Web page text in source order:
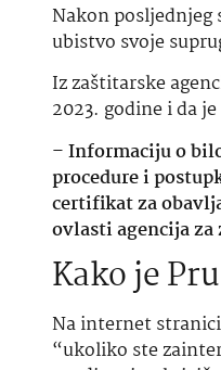
Nakon posljednjeg
ubistvo svoje
Iz zaštitarske
2023. godine i da
–Informaciju o
procedure i
certifikat za
ovlasti agencija
Kako je
Na internet
“ukoliko ste